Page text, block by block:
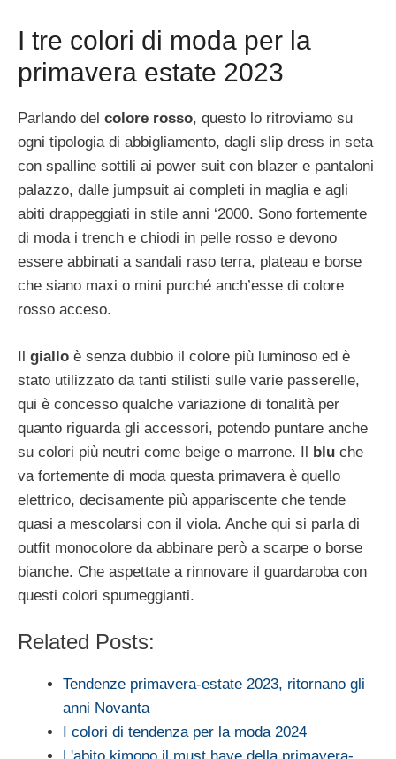
I tre colori di moda per la
primavera estate 2023
Parlando del colore rosso, questo lo ritroviamo su
ogni tipologia di abbigliamento, dagli slip dress in seta
con spalline sottili ai power suit con blazer e pantaloni
palazzo, dalle jumpsuit ai completi in maglia e agli
abiti drappeggiati in stile anni ‘2000. Sono fortemente
di moda i trench e chiodi in pelle rosso e devono
essere abbinati a sandali raso terra, plateau e borse
che siano maxi o mini purché anch’esse di colore
rosso acceso.
Il giallo è senza dubbio il colore più luminoso ed è
stato utilizzato da tanti stilisti sulle varie passerelle,
qui è concesso qualche variazione di tonalità per
quanto riguarda gli accessori, potendo puntare anche
su colori più neutri come beige o marrone. Il blu che
va fortemente di moda questa primavera è quello
elettrico, decisamente più appariscente che tende
quasi a mescolarsi con il viola. Anche qui si parla di
outfit monocolore da abbinare però a scarpe o borse
bianche. Che aspettate a rinnovare il guardaroba con
questi colori spumeggianti.
Related Posts:
Tendenze primavera-estate 2023, ritornano gli
anni Novanta
I colori di tendenza per la moda 2024